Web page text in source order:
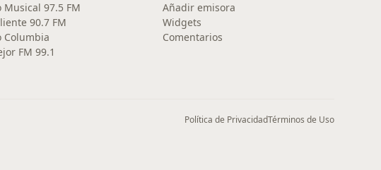
Musical 97.5 FM
90.7 FM
Columbia
FM 99.1
Añadir emisora
Widgets
Comentarios
Política de PrivacidadTérminos de Uso